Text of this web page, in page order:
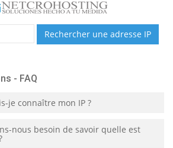
- FAQ
je connaître mon IP ?
nous besoin de savoir quelle est